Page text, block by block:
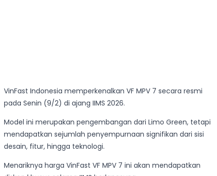
VinFast Indonesia memperkenalkan VF MPV 7 secara resmi
pada Senin (9/2) di ajang IIMS 2026.
Model ini merupakan pengembangan dari Limo Green, tetapi
mendapatkan sejumlah penyempurnaan signifikan dari sisi
desain, fitur, hingga teknologi.
Menariknya harga VinFast VF MPV 7 ini akan mendapatkan